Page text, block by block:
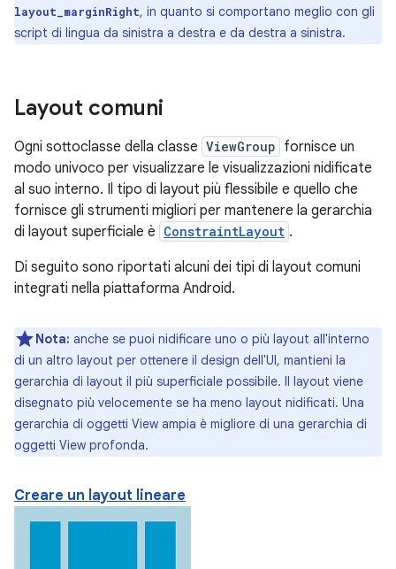
layout_marginRight, in quanto si comportano meglio con gli
script di lingua da sinistra a destra e da destra a sinistra.
Layout comuni
Ogni sottoclasse della classe ViewGroup fornisce un
modo univoco per visualizzare le visualizzazioni nidificate
al suo interno. Il tipo di layout più flessibile e quello che
fornisce gli strumenti migliori per mantenere la gerarchia
di layout superficiale è ConstraintLayout .
Di seguito sono riportati alcuni dei tipi di layout comuni
integrati nella piattaforma Android.
Nota: anche se puoi nidificare uno o più layout all'interno
di un altro layout per ottenere il design dell'UI, mantieni la
gerarchia di layout il più superficiale possibile. Il layout viene
disegnato più velocemente se ha meno layout nidificati. Una
gerarchia di oggetti View ampia è migliore di una gerarchia di
oggetti View profonda.
Creare un layout lineare